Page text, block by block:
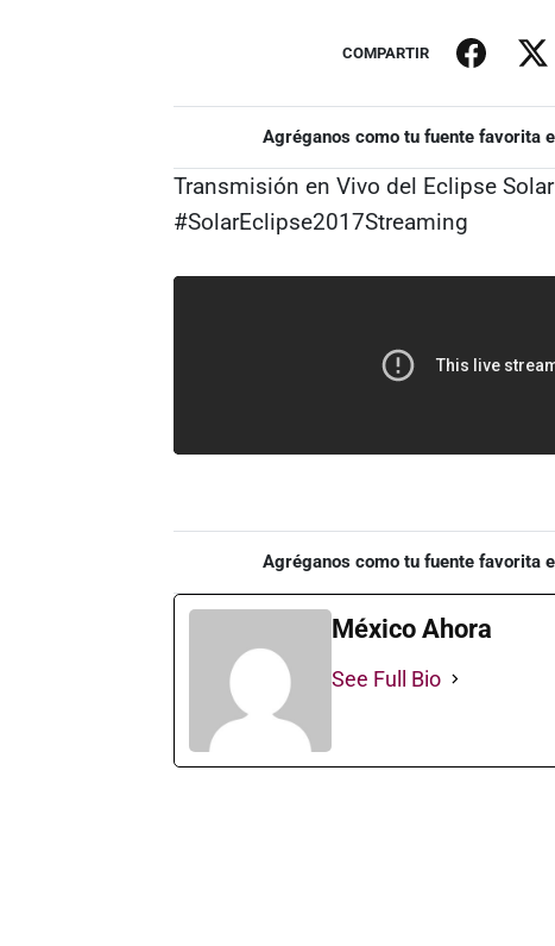
COMPARTIR
Agréganos como tu fuente favorita
Transmisión en Vivo del Eclipse
#SolarEclipse2017Streaming
Agréganos como tu fuente favorita
México Ahora
See Full Bio